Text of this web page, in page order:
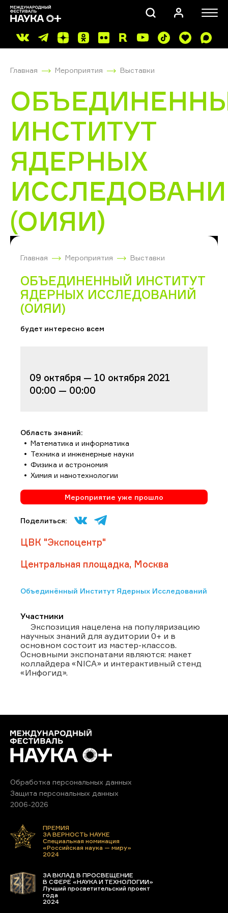
Главная Мероприятия Выставки
ИНСТИТУТ
ЯДЕРНЫХ
(ОИЯИ)
Главная Мероприятия Выставки
ОБЪЕДИНЕННЫЙ ИНСТИТУТ
ЯДЕРНЫХ ИССЛЕДОВАНИЙ
(ОИЯИ)
будет интересно всем
09 октября — 10 октября 2021
00:00 — 00:00
Область знаний:
Математика и информатика
Техника и инженерные науки
Физика и астрономия
Химия и нанотехнологии
Мероприятие уже прошло
Поделиться:
ЦВК "Экспоцентр"
Центральная площадка, Москва
Объединённый Институт Ядерных Исследований
Участники
Экспозиция нацелена на популяризацию
научных знаний для аудитории 0+ и в
основном состоит из мастер-классов.
Основными экспонатами являются: макет
коллайдера «NICA» и интерактивный стенд
«Инфогид».
Обработка персональных данных
Защита персональных данных
2006-2026
ПРЕМИЯ
ЗА ВЕРНОСТЬ НАУКЕ
Специальная номинация
«Российская наука — миру»
2024
ЗА ВКЛАД В ПРОСВЕЩЕНИЕ
В СФЕРЕ «НАУКА И ТЕХНОЛОГИИ»
Лучший просветительский проект
года
2024